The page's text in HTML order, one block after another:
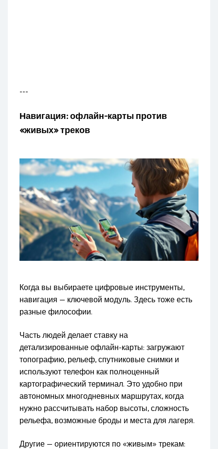
---
Навигация: офлайн-карты против
«живых» треков
Когда вы выбираете цифровые инструменты,
навигация — ключевой модуль. Здесь тоже есть
разные философии.
Часть людей делает ставку на
детализированные офлайн-карты: загружают
топографию, рельеф, спутниковые снимки и
используют телефон как полноценный
картографический терминал. Это удобно при
автономных многодневных маршрутах, когда
нужно рассчитывать набор высоты, сложность
рельефа, возможные броды и места для лагеря.
Другие — ориентируются по «живым» трекам: